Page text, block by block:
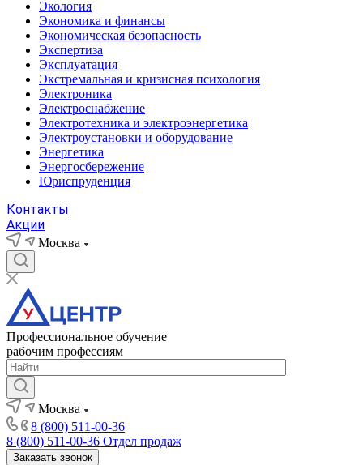
Экология
Экономика и финансы
Экономическая безопасность
Экспертиза
Эксплуатация
Экстремальная и кризисная психология
Электроника
Электроснабжение
Электротехника и электроэнергетика
Электроустановки и оборудование
Энергетика
Энергосбережение
Юриспруденция
Контакты
Акции
Москва
Профессиональное обучение
рабочим профессиям
Москва
8 (800) 511-00-36
8 (800) 511-00-36 Отдел продаж
Заказать звонок